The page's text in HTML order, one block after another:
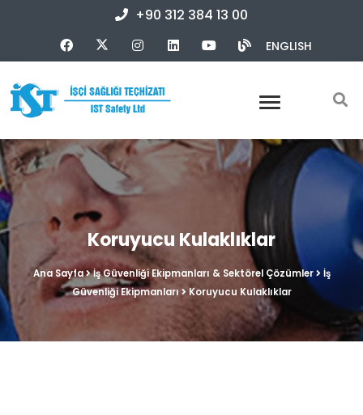
+90 312 384 13 00
ENGLISH
Koruyucu Kulaklıklar
Ana Sayfa İş Güvenliği Ekipmanları & Sektörel Çözümler
İş
Güvenliği Ekipmanları
Koruyucu Kulaklıklar